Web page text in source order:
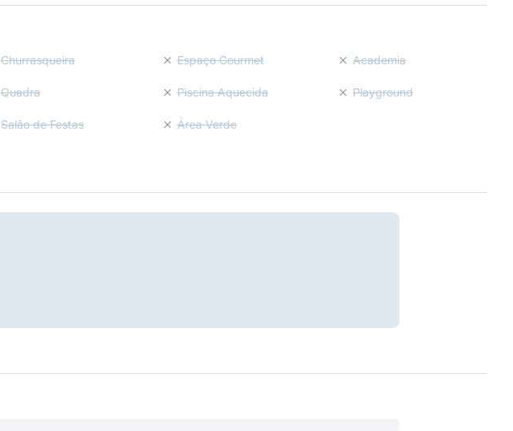
Churrasqueira Espaço Gourmet Academia
Quadra Piscina Aquecida Playground
Salão de Festas Área Verde